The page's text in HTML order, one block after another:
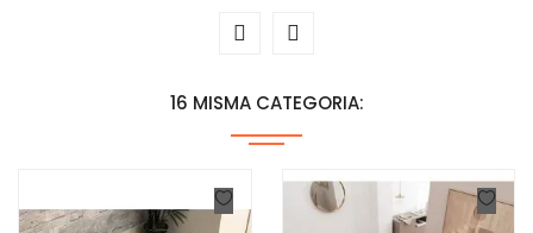
16 MISMA CATEGORIA: